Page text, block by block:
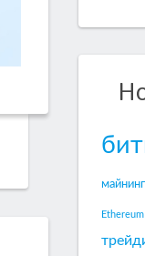
майнинг
Ethereum